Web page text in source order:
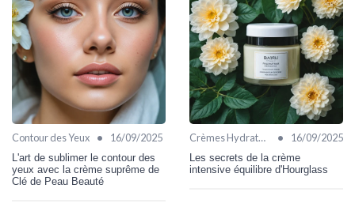
Contour des Yeux • 16/09/2025
L'art de sublimer le contour des
yeux avec la crème suprême de
Clé de Peau Beauté
Crèmes Hydratantes • 16/09/2025
Les secrets de la crème
intensive équilibre d'Hourglass